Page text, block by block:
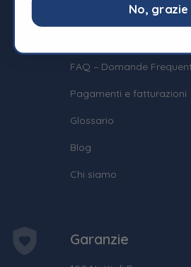
Termini e Condizioni
FAQ – Domande
Pagamenti e fatturazioni
Glossario
Blog
Chi siamo
Garanzie
No, grazie